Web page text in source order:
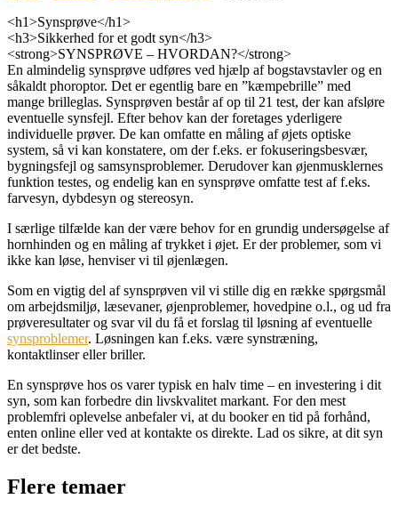
<h1>Synsprøve</h1>
<h3>Sikkerhed for et godt syn</h3>
<strong>SYNSPRØVE – HVORDAN?</strong>
En almindelig synsprøve udføres ved hjælp af bogstavstavler og en
såkaldt phoroptor. Det er egentlig bare en ”kæmpebrille” med
mange brilleglas. Synsprøven består af op til 21 test, der kan afsløre
eventuelle synsfejl. Efter behov kan der foretages yderligere
individuelle prøver. De kan omfatte en måling af øjets optiske
system, så vi kan konstatere, om der f.eks. er fokuseringsbesvær,
bygningsfejl og samsynsproblemer. Derudover kan øjenmusklernes
funktion testes, og endelig kan en synsprøve omfatte test af f.eks.
farvesyn, dybdesyn og stereosyn.
I særlige tilfælde kan der være behov for en grundig undersøgelse af
hornhinden og en måling af trykket i øjet. Er der problemer, som vi
ikke kan løse, henviser vi til øjenlægen.
Som en vigtig del af synsprøven vil vi stille dig en række spørgsmål
om arbejdsmiljø, læsevaner, øjenproblemer, hovedpine o.l., og ud fra
prøveresultater og svar vil du få et forslag til løsning af eventuelle
synsproblemer. Løsningen kan f.eks. være synstræning,
kontaktlinser eller briller.
En synsprøve hos os varer typisk en halv time – en investering i dit
syn, som kan forbedre din livskvalitet markant. For den mest
problemfri oplevelse anbefaler vi, at du booker en tid på forhånd,
enten online eller ved at kontakte os direkte. Lad os sikre, at dit syn
er det bedste.
Flere temaer